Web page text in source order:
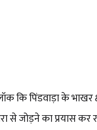
कि पिंडवाड़ा के
से जोड़ने का प्रयास कर